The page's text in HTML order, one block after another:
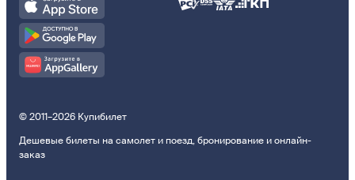
© 2011–2026 Купибилет
Дешевые билеты на самолет и поезд, бронирование и онлайн-
заказ